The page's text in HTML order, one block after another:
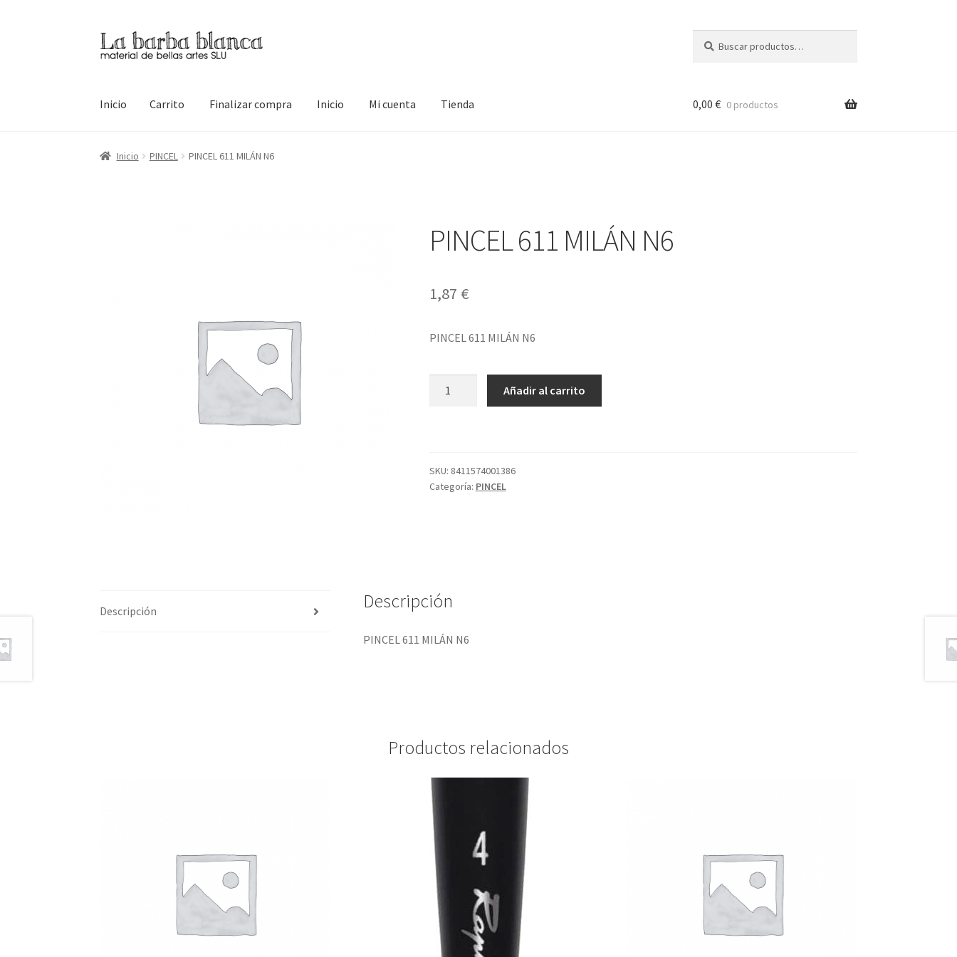
Ir
a
Ir
al
por:
Inicio Carrito Finalizar compra Inicio Mi cuenta Tienda
Inicio CarritoFinalizar compra Inicio
0,00 € 0 productos
Inicio PINCEL PINCEL 611 MILÁN N6
PINCEL 611 MILÁN N6
1,87 €
PINCEL 611 MILÁN N6
Añadir al carrito
SKU: 8411574001386
Categoría: PINCEL
Descripción Descripción
PINCEL 611 MILÁN N6
Productos relacionados